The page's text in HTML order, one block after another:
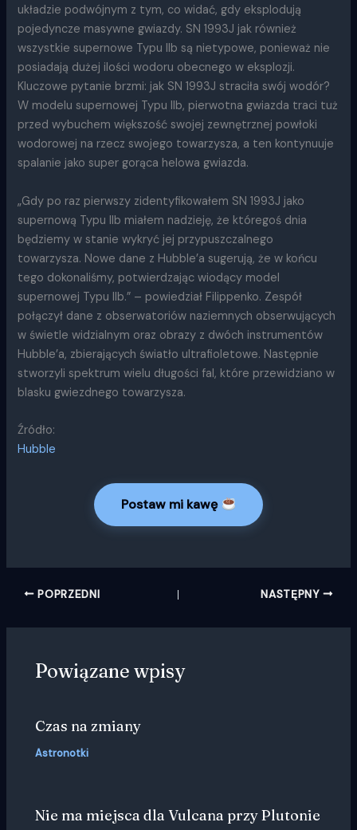
układzie podwójnym z tym, co widać, gdy eksplodują
pojedyncze masywne gwiazdy. SN 1993J jak również
wszystkie supernowe Typu IIb są nietypowe, ponieważ nie
posiadają dużej ilości wodoru obecnego w eksplozji.
Kluczowe pytanie brzmi: jak SN 1993J straciła swój wodór?
W modelu supernowej Typu IIb, pierwotna gwiazda traci tuż
przed wybuchem większość swojej zewnętrznej powłoki
wodorowej na rzecz swojego towarzysza, a ten kontynuuje
spalanie jako super gorąca helowa gwiazda.
„Gdy po raz pierwszy zidentyfikowałem SN 1993J jako
supernową Typu IIb miałem nadzieję, że któregoś dnia
będziemy w stanie wykryć jej przypuszczalnego
towarzysza. Nowe dane z Hubble’a sugerują, że w końcu
tego dokonaliśmy, potwierdzając wiodący model
supernowej Typu IIb.” – powiedział Filippenko. Zespół
połączył dane z obserwatoriów naziemnych obserwujących
w świetle widzialnym oraz obrazy z dwóch instrumentów
Hubble’a, zbierających światło ultrafioletowe. Następnie
stworzyli spektrum wielu długości fal, które przewidziano w
blasku gwiezdnego towarzysza.
Źródło:
Hubble
Postaw mi kawę
POPRZEDNI NASTĘPNY
Powiązane wpisy
Czas na zmiany
Astronotki
Nie ma miejsca dla Vulcana przy Plutonie